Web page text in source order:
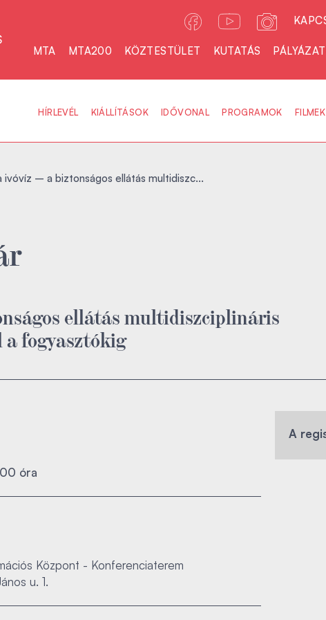
MTA MTA200 KÖZTESTÜLET KUTATÁS
HÍRLEVÉL KIÁLLÍTÁSOK IDŐVONAL PROGRAMOK FILMEK
ivóvíz – a biztonságos ellátás multidiszc...
ellátás multidiszciplináris
fogyasztókig
A
óra
Központ - Konferenciaterem
u. 1.